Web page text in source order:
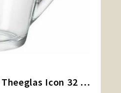
Rocco Bormioli Theeglas Icon 32 cl (6 stuks)